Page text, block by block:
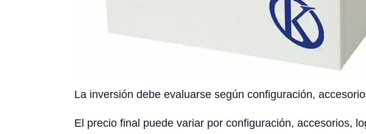
La inversión debe evaluarse según configuración,
El precio final puede variar por configuración, accesorios,